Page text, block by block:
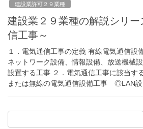
建設業許可２９業種
建設業２９業種の解説シリ
信工事～
１．電気通信工事の定義 有線電気通信設
ネットワーク設備、情報設備、放送機械
設置する工事 ２．電気通信工事に該当す
または無線の電気通信設備工事 ◎LAN